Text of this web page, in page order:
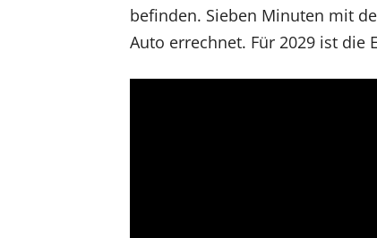
befinden. Sieben Minuten mit
Auto errechnet. Für 2029 ist die